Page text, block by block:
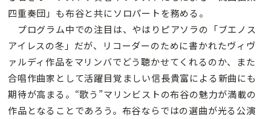
四重奏団」も布谷と共にソロパートを務める。
プログラム中での注目は、やはりピアソラの「ブエノス
アイレスの冬」だが、リコーダーのために書かれたヴィヴ
ァルディ作品をマリンバでどう聴かせてくれるのか、また
合唱作曲家として活躍目覚ましい信長貴富による新曲にも
期待が高まる。“歌う”マリンビストの布谷の魅力が満載の
作品となることであろう。布谷ならではの選曲が光る公演